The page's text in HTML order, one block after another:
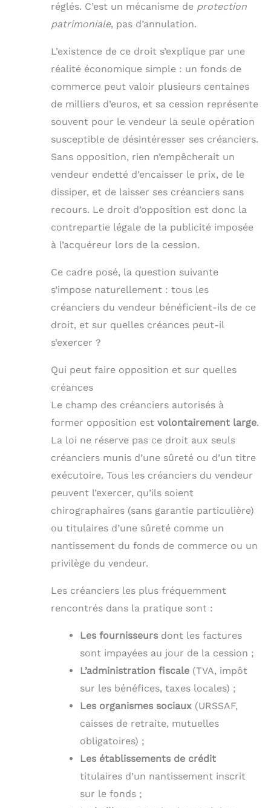
réglés. C’est un mécanisme de protection
patrimoniale, pas d’annulation.
L’existence de ce droit s’explique par une
réalité économique simple : un fonds de
commerce peut valoir plusieurs centaines
de milliers d’euros, et sa cession représente
souvent pour le vendeur la seule opération
susceptible de désintéresser ses créanciers.
Sans opposition, rien n’empêcherait un
vendeur endetté d’encaisser le prix, de le
dissiper, et de laisser ses créanciers sans
recours. Le droit d’opposition est donc la
contrepartie légale de la publicité imposée
à l’acquéreur lors de la cession.
Ce cadre posé, la question suivante
s’impose naturellement : tous les
créanciers du vendeur bénéficient-ils de ce
droit, et sur quelles créances peut-il
s’exercer ?
Qui peut faire opposition et sur quelles
créances
Le champ des créanciers autorisés à
former opposition est volontairement large.
La loi ne réserve pas ce droit aux seuls
créanciers munis d’une sûreté ou d’un titre
exécutoire. Tous les créanciers du vendeur
peuvent l’exercer, qu’ils soient
chirographaires (sans garantie particulière)
ou titulaires d’une sûreté comme un
nantissement du fonds de commerce ou un
privilège du vendeur.
Les créanciers les plus fréquemment
rencontrés dans la pratique sont :
Les fournisseurs dont les factures
sont impayées au jour de la cession ;
L’administration fiscale (TVA, impôt
sur les bénéfices, taxes locales) ;
Les organismes sociaux (URSSAF,
caisses de retraite, mutuelles
obligatoires) ;
Les établissements de crédit
titulaires d’un nantissement inscrit
sur le fonds ;